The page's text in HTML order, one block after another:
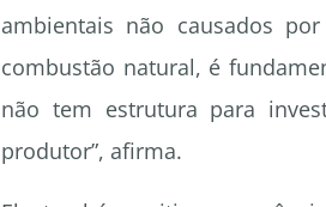
ambientais não causados
combustão natural, é
não tem estrutura para
produtor”, afirma.